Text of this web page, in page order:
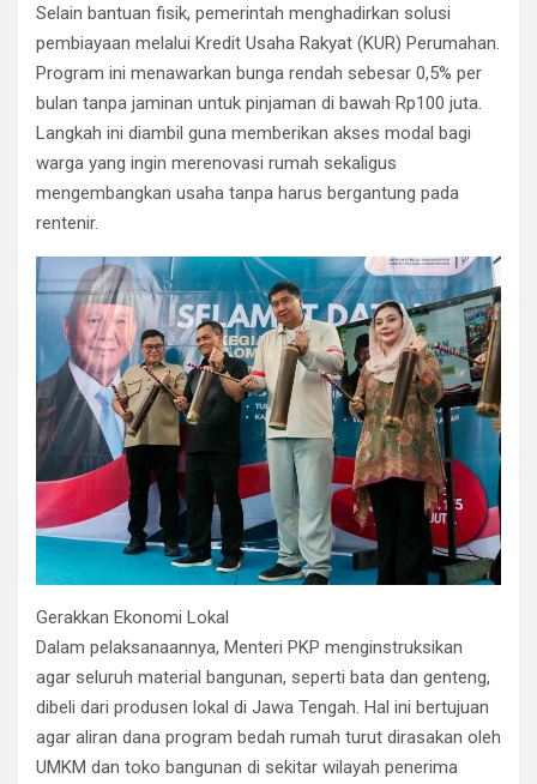
​Selain bantuan fisik, pemerintah menghadirkan solusi
pembiayaan melalui Kredit Usaha Rakyat (KUR) Perumahan.
Program ini menawarkan bunga rendah sebesar 0,5% per
bulan tanpa jaminan untuk pinjaman di bawah Rp100 juta.
Langkah ini diambil guna memberikan akses modal bagi
warga yang ingin merenovasi rumah sekaligus
mengembangkan usaha tanpa harus bergantung pada
rentenir.
​Gerakkan Ekonomi Lokal
​Dalam pelaksanaannya, Menteri PKP menginstruksikan
agar seluruh material bangunan, seperti bata dan genteng,
dibeli dari produsen lokal di Jawa Tengah. Hal ini bertujuan
agar aliran dana program bedah rumah turut dirasakan oleh
UMKM dan toko bangunan di sekitar wilayah penerima